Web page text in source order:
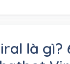
là gì?